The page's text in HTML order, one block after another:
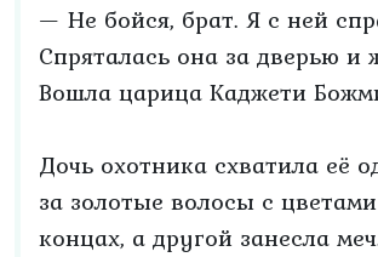
— Не бойся, брат. Я с ней
Спряталась она за дверью и
Вошла царица Каджети
Дочь охотника схватила её
за золотые волосы с
концах, а другой занесла